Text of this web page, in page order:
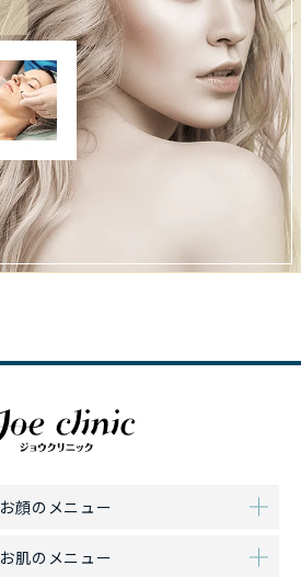
お顔のメニュー
お肌のメニュー